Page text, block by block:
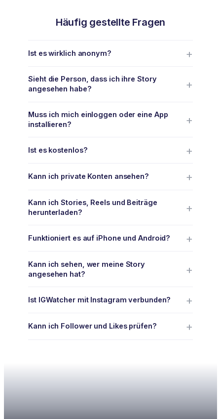
Häufig gestellte Fragen
Ist es wirklich anonym?
Sieht die Person, dass ich ihre Story
angesehen habe?
Muss ich mich einloggen oder eine App
installieren?
Ist es kostenlos?
Kann ich private Konten ansehen?
Kann ich Stories, Reels und Beiträge
herunterladen?
Funktioniert es auf iPhone und Android?
Kann ich sehen, wer meine Story
angesehen hat?
Ist IGWatcher mit Instagram verbunden?
Kann ich Follower und Likes prüfen?